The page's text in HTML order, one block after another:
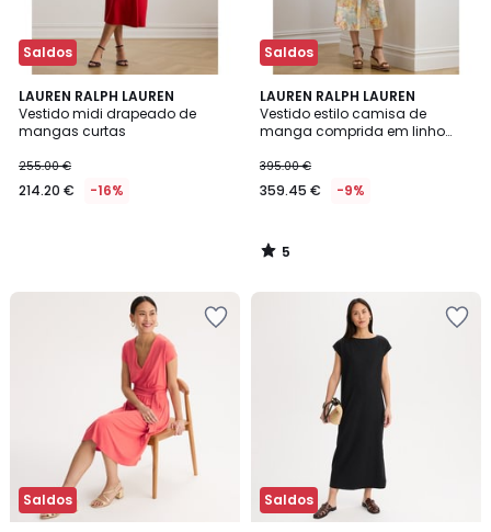
Saldos
LAUREN RALPH LAUREN
Vestido midi drapeado de
mangas curtas
255.00 €
214.20 € -16%
Saldos
LAUREN RALPH LAUREN
Vestido estilo camisa de
manga comprida em linho
395.00 €
359.45 € -9%
5
/
5
5
/
Saldos Saldos